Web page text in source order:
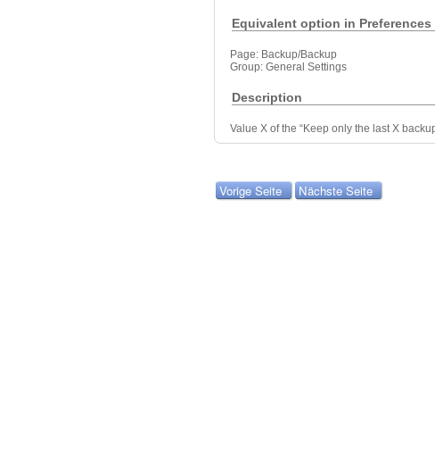
Equivalent option in Preferences
Page: Backup/Backup
Group: General Settings
Description
Value X of the “Keep only the last X
Vorige Seite Nächste Seite